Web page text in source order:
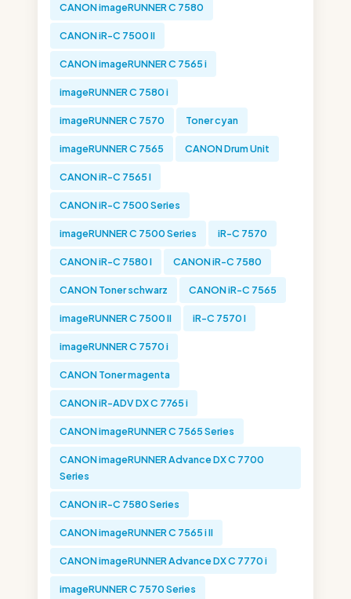
CANON imageRUNNER C 7580
CANON iR-C 7500 II
CANON imageRUNNER C 7565 i
imageRUNNER C 7580 i
imageRUNNER C 7570 Toner cyan
imageRUNNER C 7565 CANON Drum Unit
CANON iR-C 7565 I
CANON iR-C 7500 Series
imageRUNNER C 7500 Series iR-C 7570
CANON iR-C 7580 I CANON iR-C 7580
CANON Toner schwarz CANON iR-C 7565
imageRUNNER C 7500 II iR-C 7570 I
imageRUNNER C 7570 i
CANON Toner magenta
CANON iR-ADV DX C 7765 i
CANON imageRUNNER C 7565 Series
CANON imageRUNNER Advance DX C 7700
Series
CANON iR-C 7580 Series
CANON imageRUNNER C 7565 i II
CANON imageRUNNER Advance DX C 7770 i
imageRUNNER C 7570 Series